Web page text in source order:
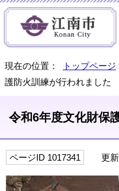
現在の位置： トップページ
護防火訓練が行われました
令和6年度文化財保
ページID 1017341 更新